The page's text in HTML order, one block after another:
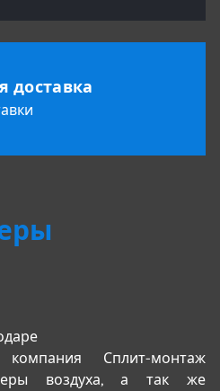
доставка
Сплит-монтаж
воздуха, а так же